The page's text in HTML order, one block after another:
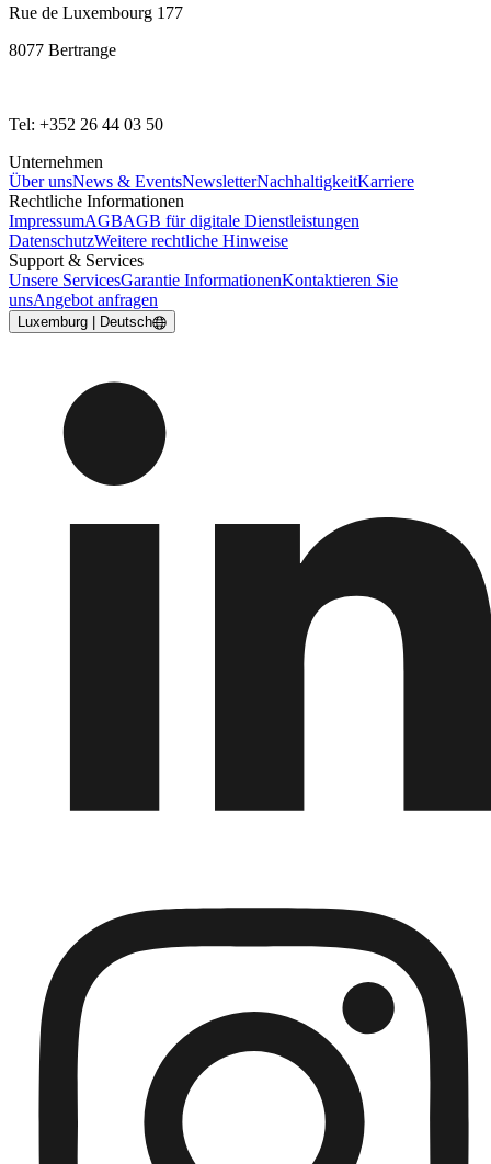
Rue de Luxembourg 177
8077 Bertrange
Tel: +352 26 44 03 50
Unternehmen
Über unsNews & EventsNewsletterNachhaltigkeitKarriere
Rechtliche Informationen
ImpressumAGBAGB für digitale Dienstleistungen
DatenschutzWeitere rechtliche Hinweise
Support & Services
Unsere ServicesGarantie InformationenKontaktieren Sie
unsAngebot anfragen
Luxemburg | Deutsch